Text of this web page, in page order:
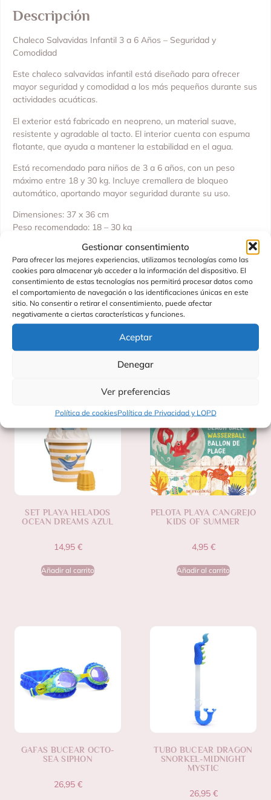
Gestionar consentimiento
Para ofrecer las mejores experiencias, utilizamos tecnologías como las
cookies para almacenar y/o acceder a la información del dispositivo. El
consentimiento de estas tecnologías nos permitirá procesar datos como
el comportamiento de navegación o las identificaciones únicas en este
sitio. No consentir o retirar el consentimiento, puede afectar
negativamente a ciertas características y funciones.
Aceptar
Denegar
Ver preferencias
Política de cookiesPolítica de Privacidad y LOPD
Descripción
Chaleco Salvavidas Infantil 3 a 6 Años – Seguridad y
Comodidad
Este chaleco salvavidas infantil está diseñado para ofrecer
mayor seguridad y comodidad a los más pequeños durante sus
actividades acuáticas.
El exterior está fabricado en neopreno, un material suave,
resistente y agradable al tacto. El interior cuenta con espuma
flotante, que ayuda a mantener la estabilidad en el agua.
Está recomendado para niños de 3 a 6 años, con un peso
máximo entre 18 y 30 kg. Incluye cremallera de bloqueo
automático, aportando mayor seguridad durante su uso.
Dimensiones: 37 x 36 cm
Peso recomendado: 18 – 30 kg
Fabricante: The Essentials B.V
Lugar de fabricación: ASI
Un accesorio ideal para que los niños disfruten del agua con
mayor confianza y protección.
Productos Relacionados
SET PLAYA HELADOS
OCEAN DREAMS AZUL
14,95 €
Añadir al carrito
PELOTA PLAYA CANGREJO
KIDS OF SUMMER
4,95 €
Añadir al carrito
GAFAS BUCEAR OCTO-
SEA SIPHON
26,95 €
TUBO BUCEAR DRAGON
SNORKEL-MIDNIGHT
MYSTIC
26,95 €